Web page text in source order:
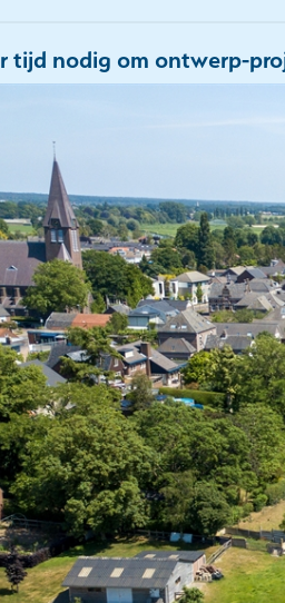
tijd nodig om ontwerp-